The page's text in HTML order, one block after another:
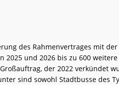
des Rahmenvertrages mit der
2025 und 2026 bis zu 600 weitere
der 2022 verkündet
sind sowohl Stadtbusse des